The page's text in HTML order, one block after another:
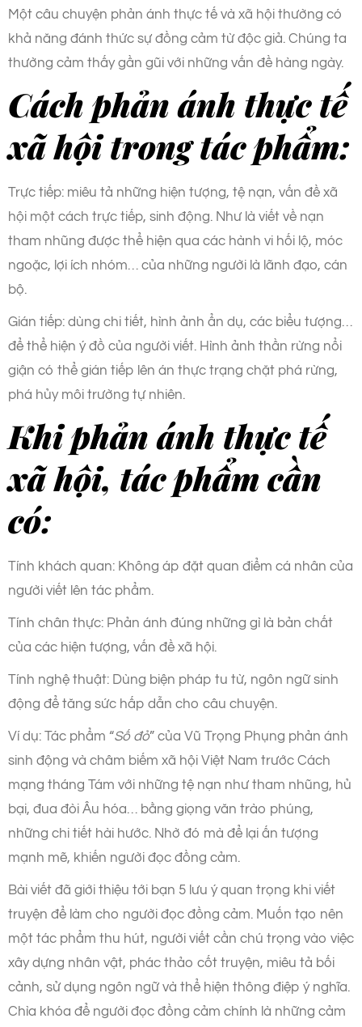
Một câu chuyện phản ánh thực tế và xã hội thường có
khả năng đánh thức sự đồng cảm từ độc giả. Chúng ta
thường cảm thấy gần gũi với những vấn đề hàng ngày.
Cách phản ánh thực tế
xã hội trong tác phẩm:
Trực tiếp: miêu tả những hiện tượng, tệ nạn, vấn đề xã
hội một cách trực tiếp, sinh động. Như là viết về nạn
tham nhũng được thể hiện qua các hành vi hối lộ, móc
ngoặc, lợi ích nhóm… của những người là lãnh đạo, cán
bộ.
Gián tiếp: dùng chi tiết, hình ảnh ẩn dụ, các biểu tượng…
để thể hiện ý đồ của người viết. Hình ảnh thần rừng nổi
giận có thể gián tiếp lên án thực trạng chặt phá rừng,
phá hủy môi trường tự nhiên.
Khi phản ánh thực tế
xã hội, tác phẩm cần
có:
Tính khách quan: Không áp đặt quan điểm cá nhân của
người viết lên tác phẩm.
Tính chân thực: Phản ánh đúng những gì là bản chất
của các hiện tượng, vấn đề xã hội.
Tính nghệ thuật: Dùng biện pháp tu từ, ngôn ngữ sinh
động để tăng sức hấp dẫn cho câu chuyện.
Ví dụ: Tác phẩm “Số đỏ” của Vũ Trọng Phụng phản ánh
sinh động và châm biếm xã hội Việt Nam trước Cách
mạng tháng Tám với những tệ nạn như tham nhũng, hủ
bại, đua đòi Âu hóa… bằng giọng văn trào phúng,
những chi tiết hài hước. Nhờ đó mà để lại ấn tượng
mạnh mẽ, khiến người đọc đồng cảm.
Bài viết đã giới thiệu tới bạn 5 lưu ý quan trọng khi viết
truyện để làm cho người đọc đồng cảm. Muốn tạo nên
một tác phẩm thu hút, người viết cần chú trọng vào việc
xây dựng nhân vật, phác thảo cốt truyện, miêu tả bối
cảnh, sử dụng ngôn ngữ và thể hiện thông điệp ý nghĩa.
Chìa khóa để người đọc đồng cảm chính là những cảm